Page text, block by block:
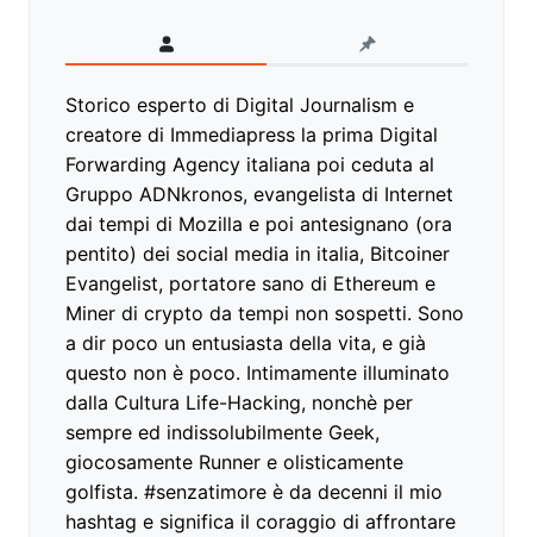
Storico esperto di Digital Journalism e
creatore di Immediapress la prima Digital
Forwarding Agency italiana poi ceduta al
Gruppo ADNkronos, evangelista di Internet
dai tempi di Mozilla e poi antesignano (ora
pentito) dei social media in italia, Bitcoiner
Evangelist, portatore sano di Ethereum e
Miner di crypto da tempi non sospetti. Sono
a dir poco un entusiasta della vita, e già
questo non è poco. Intimamente illuminato
dalla Cultura Life-Hacking, nonchè per
sempre ed indissolubilmente Geek,
giocosamente Runner e olisticamente
golfista. #senzatimore è da decenni il mio
hashtag e significa il coraggio di affrontare